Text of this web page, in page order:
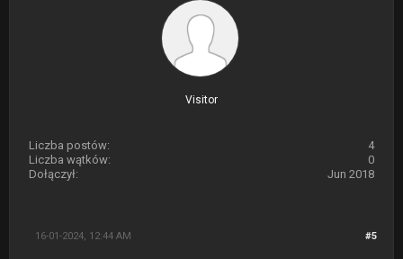
Visitor
Liczba postów:
4
Liczba wątków:
0
Dołączył:
Jun 2018
#5
16-01-2024, 12:44 AM